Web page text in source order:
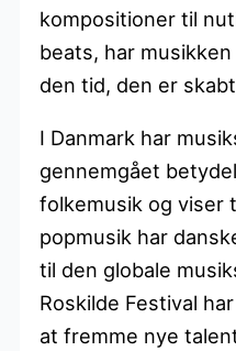
kompositioner til
beats, har
den tid, den er
I Danmark har
gennemgået
folkemusik og viser
popmusik har
til den globale
Roskilde Festival
at fremme nye